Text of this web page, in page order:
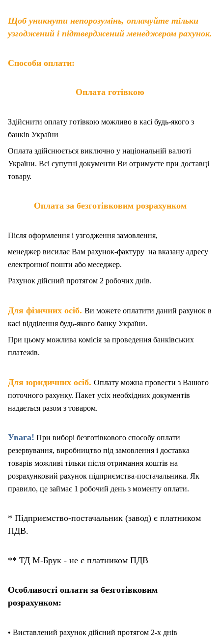
Щоб уникнути непорозумінь, оплачуйте тільки
узгоджений і підтверджений менеджером рахунок.
Способи оплати:
Оплата готівкою
Здійснити оплату готівкою можливо в касі будь-якого з
банків України
Оплата здійснюється виключно у національній валюті
України. Всі супутні документи Ви отримуєте при доставці
товару.
Оплата за безготівковим розрахунком
Після оформлення і узгодження замовлення,
менеджер висилає Вам рахунок-фактуру на вказану адресу
електронної пошти або меседжер.
Рахунок дійсний протягом 2 робочих днів.
Для фізичних осіб. Ви можете оплатити даний рахунок в
касі відділення будь-якого банку України.
При цьому можлива комісія за проведення банківських
платежів.
Для юридичних осіб. Оплату можна провести з Вашого
поточного рахунку. Пакет усіх необхідних документів
надається разом з товаром.
Увага! При виборі безготівкового способу оплати
резервування, виробництво під замовлення і доставка
товарів можливі тільки після отримання коштів на
розрахунковий рахунок підприємства-постачальника. Як
правило, це займає 1 робочий день з моменту оплати.
* Підприємство-постачальник (завод) є платником
ПДВ.
** ТД М-Брук - не є платником ПДВ
Особливості оплати за безготівковим
розрахунком:
• Виставлений рахунок дійсний протягом 2-х днів